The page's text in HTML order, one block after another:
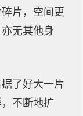
片，空间更
无其他身
了好大一片
不断地扩